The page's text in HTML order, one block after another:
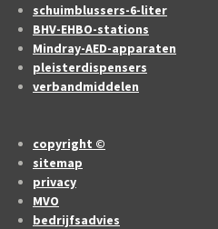
schuimblussers-6-liter
BHV-EHBO-stations
Mindray-AED-apparaten
pleisterdispensers
verbandmiddelen
copyright ©
sitemap
privacy
MVO
bedrijfsadvies